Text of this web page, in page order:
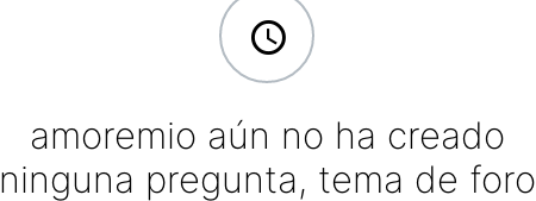
amoremio aún no ha creado
ninguna pregunta, tema de foro